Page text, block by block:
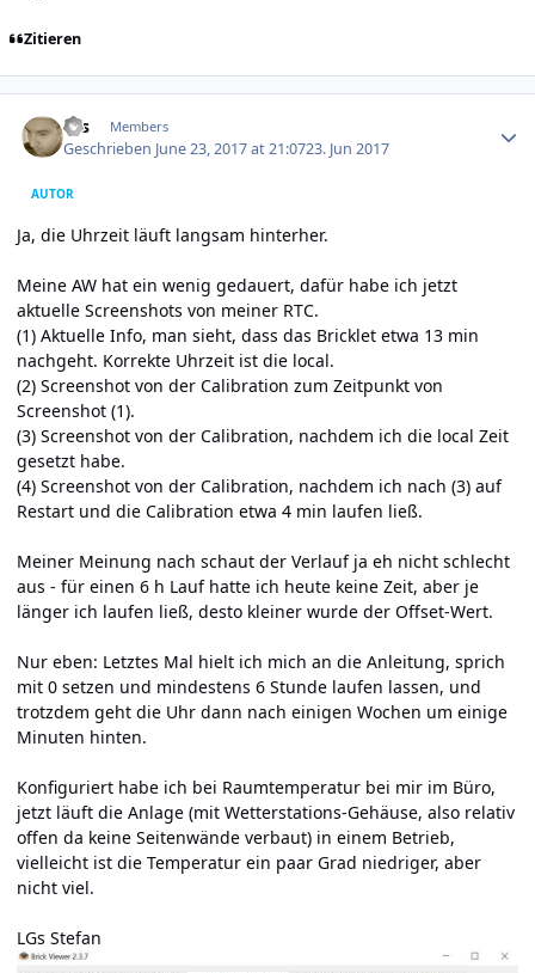
Zitieren
krs Members
Geschrieben June 23, 2017 at 21:0723. Jun 2017
AUTOR
Ja, die Uhrzeit läuft langsam hinterher.
Meine AW hat ein wenig gedauert, dafür habe ich jetzt
aktuelle Screenshots von meiner RTC.
(1) Aktuelle Info, man sieht, dass das Bricklet etwa 13 min
nachgeht. Korrekte Uhrzeit ist die local.
(2) Screenshot von der Calibration zum Zeitpunkt von
Screenshot (1).
(3) Screenshot von der Calibration, nachdem ich die local Zeit
gesetzt habe.
(4) Screenshot von der Calibration, nachdem ich nach (3) auf
Restart und die Calibration etwa 4 min laufen ließ.
Meiner Meinung nach schaut der Verlauf ja eh nicht schlecht
aus - für einen 6 h Lauf hatte ich heute keine Zeit, aber je
länger ich laufen ließ, desto kleiner wurde der Offset-Wert.
Nur eben: Letztes Mal hielt ich mich an die Anleitung, sprich
mit 0 setzen und mindestens 6 Stunde laufen lassen, und
trotzdem geht die Uhr dann nach einigen Wochen um einige
Minuten hinten.
Konfiguriert habe ich bei Raumtemperatur bei mir im Büro,
jetzt läuft die Anlage (mit Wetterstations-Gehäuse, also relativ
offen da keine Seitenwände verbaut) in einem Betrieb,
vielleicht ist die Temperatur ein paar Grad niedriger, aber
nicht viel.
LGs Stefan